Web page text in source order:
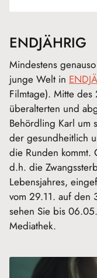
ENDJÄHRIG
Mindestens
junge Welt in
Filmtage). Mitte des
überalterten und
Behördling Karl um
der gesundheitlich
die Runden
d.h. die
Lebensjahres,
vom 29.11. auf den
sehen Sie bis
Mediathek.